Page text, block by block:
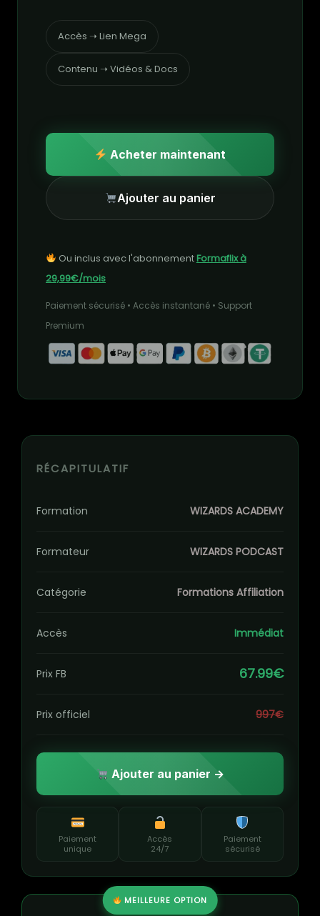
Accès ➝ Lien Mega
Contenu ➝ Vidéos & Docs
Acheter maintenant
Ajouter au panier
Ou inclus avec l'abonnementFormaflix à
29,99€/mois
Paiement sécurisé • Accès instantané • Support
Premium
RÉCAPITULATIF
Formation WIZARDS ACADEMY
Formateur WIZARDS PODCAST
Catégorie Formations Affiliation
Accès Immédiat
Prix FB 67.99€
Prix officiel 997€
Ajouter au panier →
Paiement
unique
Accès
24/7
Paiement
sécurisé
MEILLEURE OPTION